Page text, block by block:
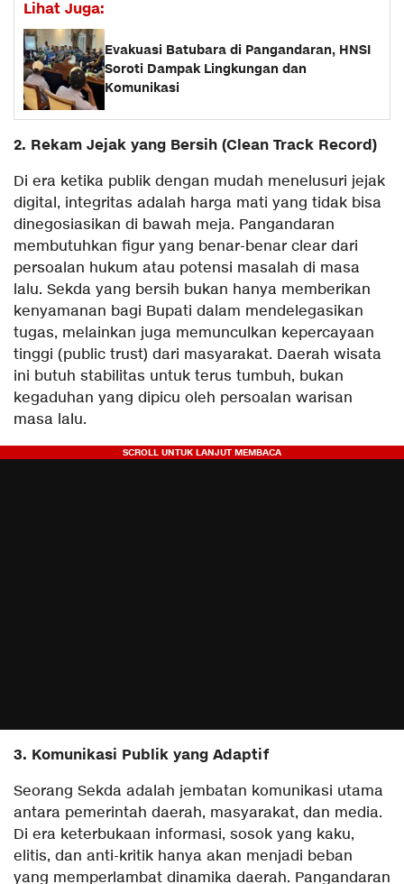
Lihat Juga:
Evakuasi Batubara di Pangandaran, HNSI
Soroti Dampak Lingkungan dan
Komunikasi
2. Rekam Jejak yang Bersih (Clean Track Record)
​Di era ketika publik dengan mudah menelusuri jejak
digital, integritas adalah harga mati yang tidak bisa
dinegosiasikan di bawah meja. Pangandaran
membutuhkan figur yang benar-benar clear dari
persoalan hukum atau potensi masalah di masa
lalu. Sekda yang bersih bukan hanya memberikan
kenyamanan bagi Bupati dalam mendelegasikan
tugas, melainkan juga memunculkan kepercayaan
tinggi (public trust) dari masyarakat. Daerah wisata
ini butuh stabilitas untuk terus tumbuh, bukan
kegaduhan yang dipicu oleh persoalan warisan
masa lalu.
​3. Komunikasi Publik yang Adaptif
​Seorang Sekda adalah jembatan komunikasi utama
antara pemerintah daerah, masyarakat, dan media.
Di era keterbukaan informasi, sosok yang kaku,
elitis, dan anti-kritik hanya akan menjadi beban
yang memperlambat dinamika daerah. Pangandaran